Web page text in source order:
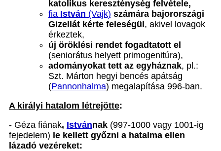
katolikus kereszténység felvétele,
fia István (Vajk) számára bajorországi
Gizellát kérte feleségül , akivel lovagok
érkeztek,
új öröklési rendet fogadtatott el
(seniorátus helyett primogenitúra),
adományokat tett az egyháznak, pl.:
Szt. Márton hegyi bencés apátság
(Pannonhalma) megalapítása 996-ban.
A királyi hatalom létrejötte:
- Géza fiának, Istvánnak (997-1000 vagy 1001-ig
fejedelem) le kellett győzni a hatalma ellen
lázadó vezéreket: